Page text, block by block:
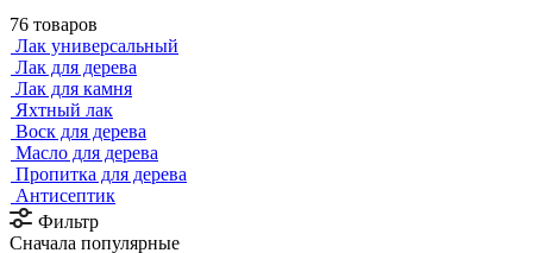
76 товаров
Лак универсальный
Лак для дерева
Лак для камня
Яхтный лак
Воск для дерева
Масло для дерева
Пропитка для дерева
Антисептик
Фильтр
Сначала популярные